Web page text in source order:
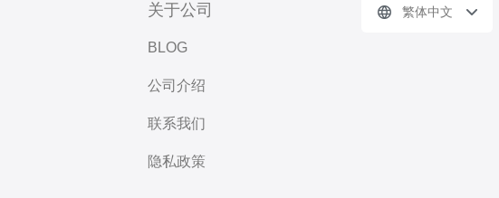
关于公司
BLOG
公司介绍
联系我们
隐私政策
繁体中文